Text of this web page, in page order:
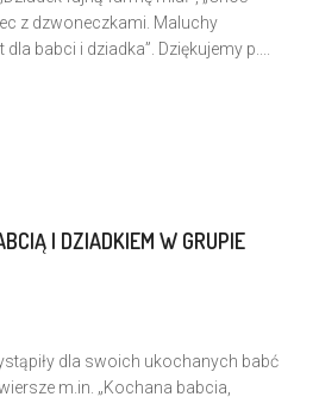
z dzwoneczkami. Maluchy
babci i dziadka”. Dziękujemy p....
I DZIADKIEM W GRUPIE
dla swoich ukochanych babć
m.in. „Kochana babcia,